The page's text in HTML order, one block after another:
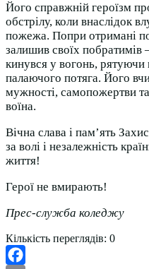
Його справжній героїзм
обстрілу, коли внаслідок
пожежа. Попри отримані
залишив своїх
кинувся у вогонь, рятуючи
палаючого потяга. Його
мужності, самопожертви
воїна.
Вічна слава і пам’ять
за волі і незалежність
життя!
Герої не вмирають!
Прес-служба коледжу
Кількість переглядів: 0